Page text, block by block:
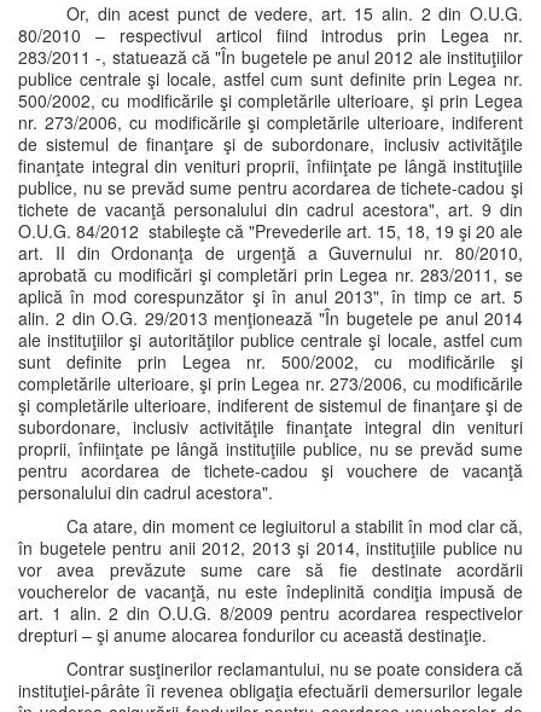
Or, din acest punct de vedere, art. 15 alin. 2 din O.U.G.
80/2010 – respectivul articol fiind introdus prin Legea nr.
283/2011 -, statuează că "În bugetele pe anul 2012 ale instituţiilor
publice centrale şi locale, astfel cum sunt definite prin Legea nr.
500/2002, cu modificările şi completările ulterioare, şi prin Legea
nr. 273/2006, cu modificările şi completările ulterioare, indiferent
de sistemul de finanţare şi de subordonare, inclusiv activităţile
finanţate integral din venituri proprii, înfiinţate pe lângă instituţiile
publice, nu se prevăd sume pentru acordarea de tichete-cadou şi
tichete de vacanţă personalului din cadrul acestora", art. 9 din
O.U.G. 84/2012 stabileşte că "Prevederile art. 15, 18, 19 şi 20 ale
art. II din Ordonanţa de urgenţă a Guvernului nr. 80/2010,
aprobată cu modificări şi completări prin Legea nr. 283/2011, se
aplică în mod corespunzător şi în anul 2013", în timp ce art. 5
alin. 2 din O.G. 29/2013 menţionează "În bugetele pe anul 2014
ale instituţiilor şi autorităţilor publice centrale şi locale, astfel cum
sunt definite prin Legea nr. 500/2002, cu modificările şi
completările ulterioare, şi prin Legea nr. 273/2006, cu modificările
şi completările ulterioare, indiferent de sistemul de finanţare şi de
subordonare, inclusiv activităţile finanţate integral din venituri
proprii, înfiinţate pe lângă instituţiile publice, nu se prevăd sume
pentru acordarea de tichete-cadou şi vouchere de vacanţă
personalului din cadrul acestora".
Ca atare, din moment ce legiuitorul a stabilit în mod clar că,
în bugetele pentru anii 2012, 2013 şi 2014, instituţiile publice nu
vor avea prevăzute sume care să fie destinate acordării
voucherelor de vacanţă, nu este îndeplinită condiţia impusă de
art. 1 alin. 2 din O.U.G. 8/2009 pentru acordarea respectivelor
drepturi – şi anume alocarea fondurilor cu această destinaţie.
Contrar susţinerilor reclamantului, nu se poate considera că
instituţiei-pârâte îi revenea obligaţia efectuării demersurilor legale